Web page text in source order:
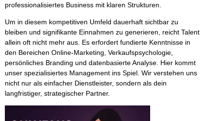
professionalisiertes Business mit klaren Strukturen.
Um in diesem kompetitiven Umfeld dauerhaft sichtbar zu
bleiben und signifikante Einnahmen zu generieren, reicht Talent
allein oft nicht mehr aus. Es erfordert fundierte Kenntnisse in
den Bereichen Online-Marketing, Verkaufspsychologie,
persönliches Branding und datenbasierte Analyse. Hier kommt
unser spezialisiertes Management ins Spiel. Wir verstehen uns
nicht nur als einfacher Dienstleister, sondern als dein
langfristiger, strategischer Partner.